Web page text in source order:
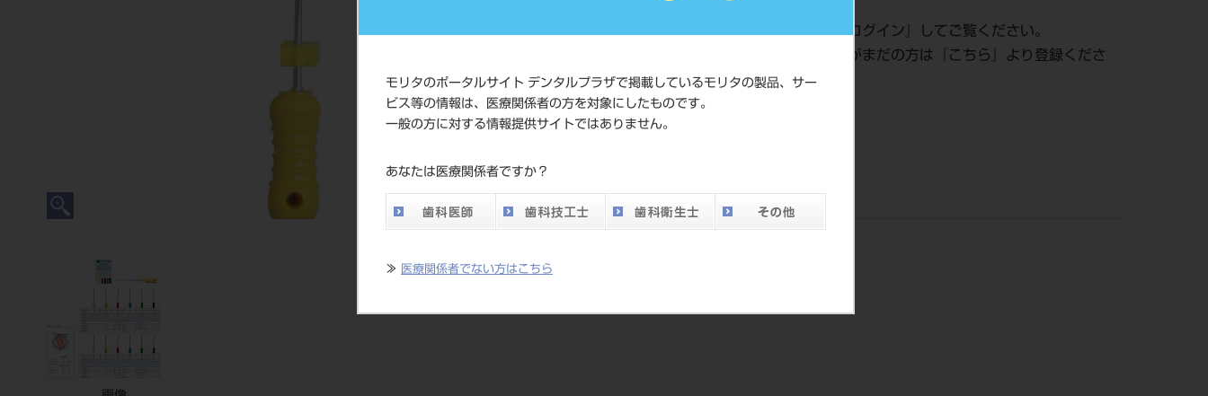
モリタのポータルサイト デンタルプラザで掲載しているモリタの製品、サー
ビス等の情報は、医療関係者の方を対象にしたものです。
一般の方に対する情報提供サイトではありません。
あなたは医療関係者ですか？
≫ 医療関係者でない方はこちら
価格の確認は『ログイン 』してご覧ください。
ネット会員登録がまだの方は『
こちら
』より登録くださ
い。
メーカー
ジ